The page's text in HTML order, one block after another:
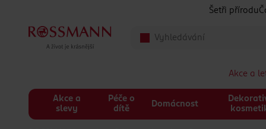
Šetři přírodu
Akce a
Akce a
slevy
Péče o
dítě
Domácnost